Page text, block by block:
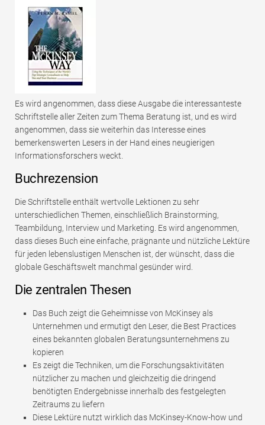
Es wird angenommen, dass diese Ausgabe die interessanteste
Schriftstelle aller Zeiten zum Thema Beratung ist, und es wird
angenommen, dass sie weiterhin das Interesse eines
bemerkenswerten Lesers in der Hand eines neugierigen
Informationsforschers weckt.
Buchrezension
Die Schriftstelle enthält wertvolle Lektionen zu sehr
unterschiedlichen Themen, einschließlich Brainstorming,
Teambildung, Interview und Marketing. Es wird angenommen,
dass dieses Buch eine einfache, prägnante und nützliche Lektüre
für jeden lebenslustigen Menschen ist, der wünscht, dass die
globale Geschäftswelt manchmal gesünder wird.
Die zentralen Thesen
Das Buch zeigt die Geheimnisse von McKinsey als
Unternehmen und ermutigt den Leser, die Best Practices
eines bekannten globalen Beratungsunternehmens zu
kopieren
Es zeigt die Techniken, um die Forschungsaktivitäten
nützlicher zu machen und gleichzeitig die dringend
benötigten Endergebnisse innerhalb des festgelegten
Zeitraums zu liefern
Diese Lektüre nutzt wirklich das McKinsey-Know-how und